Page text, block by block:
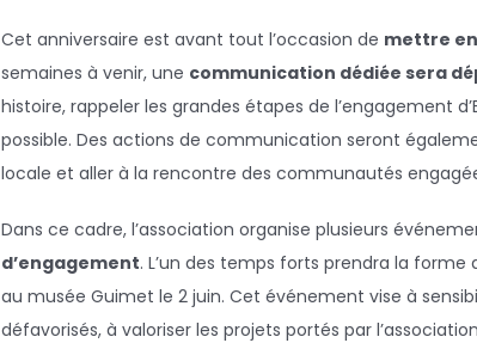
Cet anniversaire est avant tout l’occasion de mettre
semaines à venir, une communication dédiée sera
histoire, rappeler les grandes étapes de l’engagement
possible. Des actions de communication seront
locale et aller à la rencontre des communautés
Dans ce cadre, l’association organise plusieurs
d’engagement. L’un des temps forts prendra la
au musée Guimet le 2 juin. Cet événement vise à
défavorisés, à valoriser les projets portés par